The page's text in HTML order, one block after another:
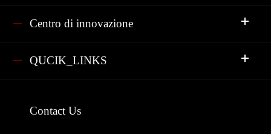
Centro di innovazione
QUCIK_LINKS
Contact Us